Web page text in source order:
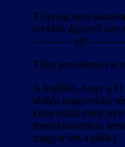
Tényleg nem
szebbik ágyúról van
———– off
Több problémám is
A legfőbb, hogy a D
térkép magyarítási
könyvtárat (még
megoldásomban
magyar lett a játék).